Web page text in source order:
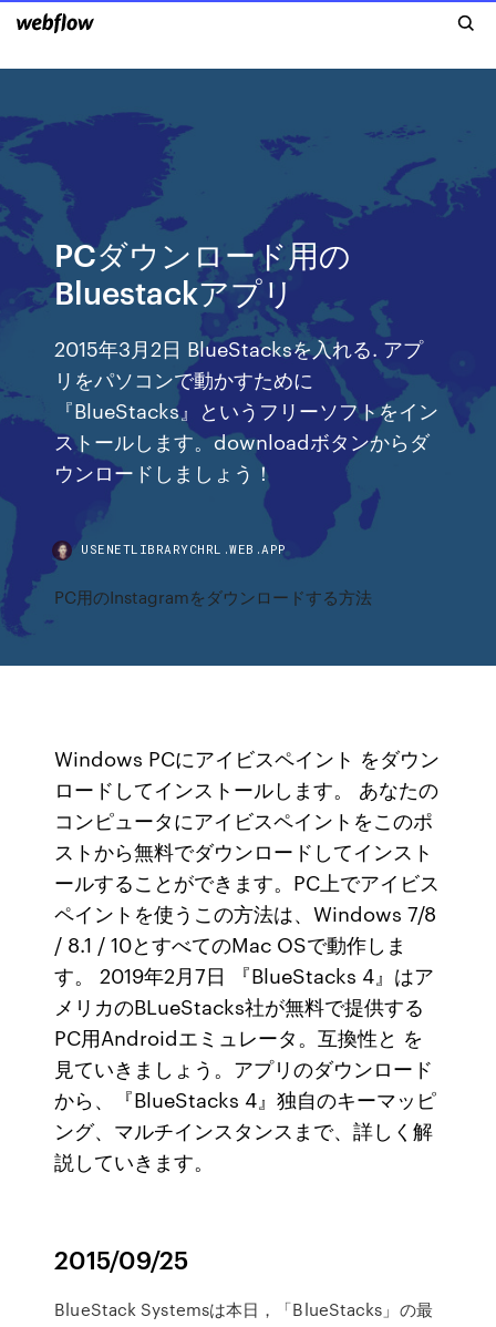
PCダウンロード用の
Bluestackアプリ
2015年3月2日 BlueStacksを入れる. アプ
リをパソコンで動かすために
『BlueStacks』というフリーソフトをイン
ストールします。downloadボタンからダ
ウンロードしましょう！
USENETLIBRARYCHRL.WEB.APP
PC用のInstagramをダウンロードする方法
Windows PCにアイビスペイント をダウン
ロードしてインストールします。 あなたの
コンピュータにアイビスペイントをこのポ
ストから無料でダウンロードしてインスト
ールすることができます。PC上でアイビス
ペイントを使うこの方法は、Windows 7/8
/ 8.1 / 10とすべてのMac OSで動作しま
す。 2019年2月7日 『BlueStacks 4』はア
メリカのBLueStacks社が無料で提供する
PC用Androidエミュレータ。互換性と を
見ていきましょう。アプリのダウンロード
から、『BlueStacks 4』独自のキーマッピ
ング、マルチインスタンスまで、詳しく解
説していきます。
2015/09/25
BlueStack Systemsは本日，「BlueStacks」の最